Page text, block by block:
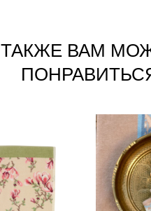
ТАКЖЕ ВАМ